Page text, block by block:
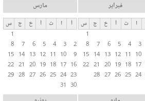
فبراير
ا ث أ خ ج
س
1
3
4
5
6
7
8
10
11
12
13
14
15
17
18
19
20
21
22
24
25
26
27
28
مارس
أ ا ث أ خ ج
س
1
2
3
4
5
6
7
8
9
10
11
12
13
14
15
16
17
18
19
20
21
22
23
24
25
26
27
28
29
30
31